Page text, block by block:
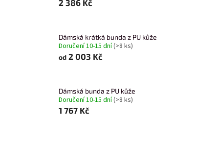
2 386 Kč
Dámská krátká bunda z PU kůže
Doručení 10-15 dní(>8 ks)
od 2 003 Kč
Dámská bunda z PU kůže
Doručení 10-15 dní(>8 ks)
1 767 Kč